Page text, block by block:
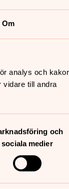
Om
analys och kakor
vidare till andra
och
sociala medier